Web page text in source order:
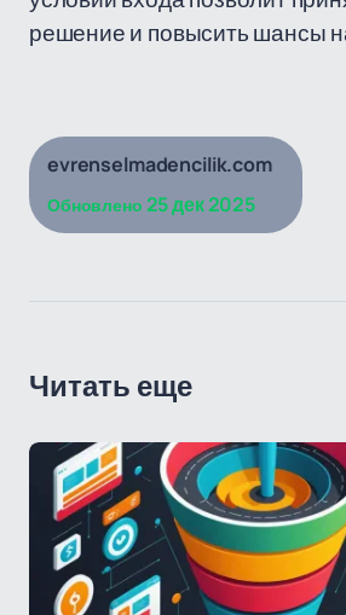
решение и повысить шансы
evrenselmadencilik.com
Обновлено 25 дек 2025
Читать еще